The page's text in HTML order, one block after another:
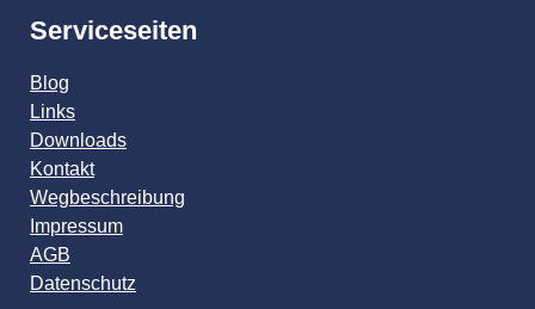
Serviceseiten
Blog
Links
Downloads
Kontakt
Wegbeschreibung
Impressum
AGB
Datenschutz